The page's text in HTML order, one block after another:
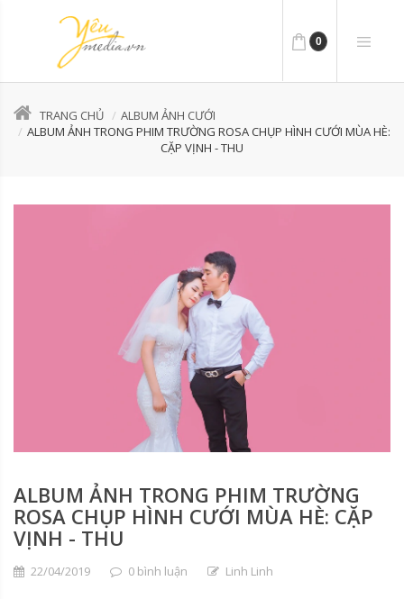
0
TRANG CHỦ
ALBUM ẢNH CƯỚI
ALBUM ẢNH TRONG PHIM TRƯỜNG ROSA CHỤP HÌNH CƯỚI MÙA HÈ:
CẶP VỊNH - THU
ALBUM ẢNH TRONG PHIM TRƯỜNG
ROSA CHỤP HÌNH CƯỚI MÙA HÈ: CẶP
VỊNH - THU
22/04/2019 0 bình luận Linh Linh